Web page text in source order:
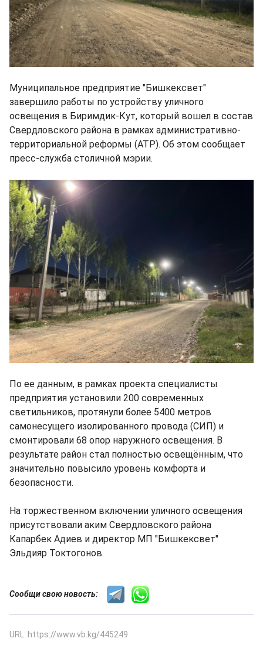
Муниципальное предприятие "Бишкексвет"
завершило работы по устройству уличного
освещения в Биримдик-Кут, который вошел в состав
Свердловского района в рамках административно-
территориальной реформы (АТР). Об этом сообщает
пресс-служба столичной мэрии.
По ее данным, в рамках проекта специалисты
предприятия установили 200 современных
светильников, протянули более 5400 метров
самонесущего изолированного провода (СИП) и
смонтировали 68 опор наружного освещения. В
результате район стал полностью освещённым, что
значительно повысило уровень комфорта и
безопасности.
На торжественном включении уличного освещения
присутствовали аким Свердловского района
Капарбек Адиев и директор МП "Бишкексвет"
Эльдияр Токтогонов.
Сообщи свою новость:
URL: https://www.vb.kg/445249